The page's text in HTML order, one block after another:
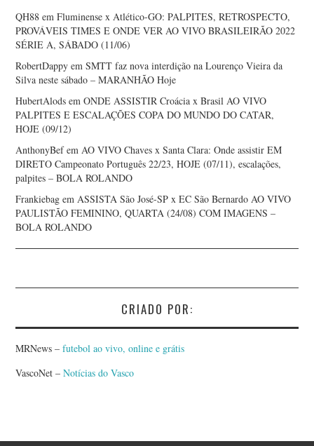
QH88 emFluminense x Atlético-GO: PALPITES, RETROSPECTO,
PROVÁVEIS TIMES E ONDE VER AO VIVO BRASILEIRÃO 2022
SÉRIE A, SÁBADO (11/06)
RobertDappy emSMTT faz nova interdição na Lourenço Vieira da
Silva neste sábado – MARANHÃO Hoje
HubertAlods emONDE ASSISTIR Croácia x Brasil AO VIVO
PALPITES E ESCALAÇÕES COPA DO MUNDO DO CATAR,
HOJE (09/12)
AnthonyBefemAO VIVO Chaves x Santa Clara: Onde assistir EM
DIRETO Campeonato Português 22/23, HOJE (07/11), escalações,
palpites – BOLA ROLANDO
Frankiebag emASSISTA São José-SP x EC São Bernardo AO VIVO
PAULISTÃO FEMININO, QUARTA (24/08) COM IMAGENS –
BOLA ROLANDO
CRIADO POR:
MRNews –futebol ao vivo, online e grátis
VascoNet – Notícias do Vasco